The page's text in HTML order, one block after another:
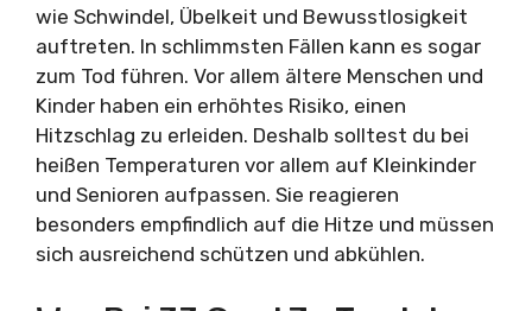
wie Schwindel, Übelkeit und Bewusstlosigkeit
auftreten. In schlimmsten Fällen kann es sogar
zum Tod führen. Vor allem ältere Menschen und
Kinder haben ein erhöhtes Risiko, einen
Hitzschlag zu erleiden. Deshalb solltest du bei
heißen Temperaturen vor allem auf Kleinkinder
und Senioren aufpassen. Sie reagieren
besonders empfindlich auf die Hitze und müssen
sich ausreichend schützen und abkühlen.